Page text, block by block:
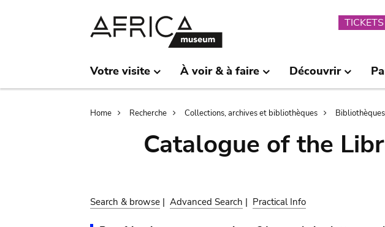
TICKETS
Votre visite À voir & à faire Découvrir
Breadcrumb
Home Recherche Collections, archives et bibliothèques
Catalogue of the
Search & browse | Advanced Search | Practical Info